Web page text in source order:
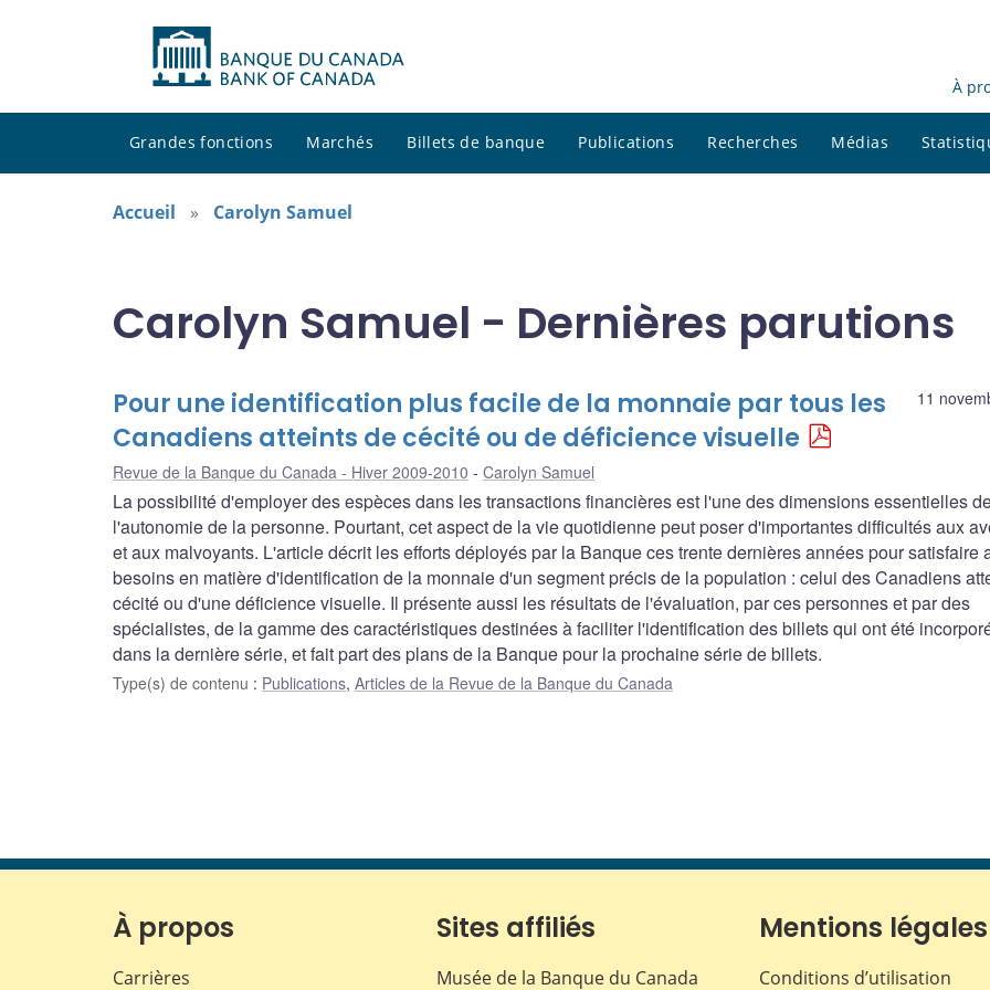
À
Grandes fonctions Marchés Billets de banque Publications Recherches Médias
Accueil Carolyn Samuel
Carolyn Samuel - Dernières parutions
11
Pour une identification plus facile de la monnaie par tous les
Canadiens atteints de cécité ou de déficience visuelle
Revue de la Banque du Canada - Hiver 2009-2010 Carolyn Samuel
La possibilité d'employer des espèces dans les transactions financières est l'une des dimensions essentielles
l'autonomie de la personne. Pourtant, cet aspect de la vie quotidienne peut poser d'importantes difficultés aux
et aux malvoyants. L'article décrit les efforts déployés par la Banque ces trente dernières années pour satisfaire
besoins en matière d'identification de la monnaie d'un segment précis de la population : celui des Canadiens
cécité ou d'une déficience visuelle. Il présente aussi les résultats de l'évaluation, par ces personnes et par des
spécialistes, de la gamme des caractéristiques destinées à faciliter l'identification des billets qui ont été
dans la dernière série, et fait part des plans de la Banque pour la prochaine série de billets.
Type(s) de contenu : Publications, Articles de la Revue de la Banque du Canada
À propos
Carrières
Sites affiliés
Musée de la Banque du Canada
Mentions légales
Conditions d’utilisation